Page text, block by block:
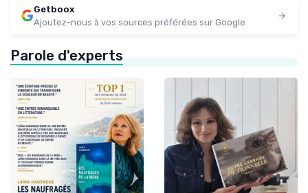
Getboox
Ajoutez-nous à vos sources préférées sur Google
Parole d'experts